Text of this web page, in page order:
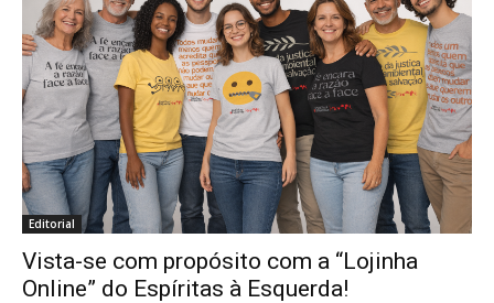
Editorial
Vista-se com propósito com a “Lojinha
Online” do Espíritas à Esquerda!